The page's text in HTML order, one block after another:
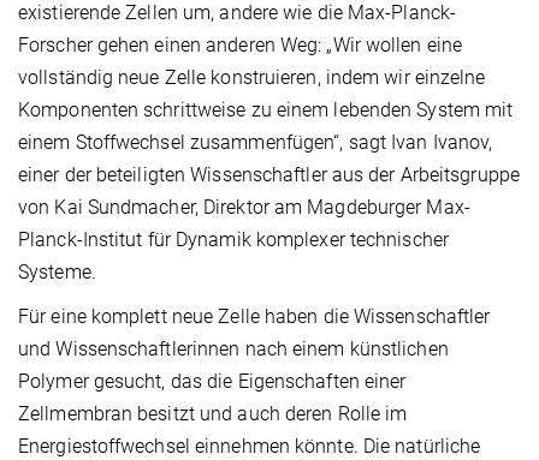
existierende Zellen um, andere wie die Max-Planck-
Forscher gehen einen anderen Weg: „Wir wollen eine
vollständig neue Zelle konstruieren, indem wir einzelne
Komponenten schrittweise zu einem lebenden System mit
einem Stoffwechsel zusammenfügen“, sagt Ivan Ivanov,
einer der beteiligten Wissenschaftler aus der Arbeitsgruppe
von Kai Sundmacher, Direktor am Magdeburger Max-
Planck-Institut für Dynamik komplexer technischer
Systeme.
Für eine komplett neue Zelle haben die Wissenschaftler
und Wissenschaftlerinnen nach einem künstlichen
Polymer gesucht, das die Eigenschaften einer
Zellmembran besitzt und auch deren Rolle im
Energiestoffwechsel einnehmen könnte. Die natürliche